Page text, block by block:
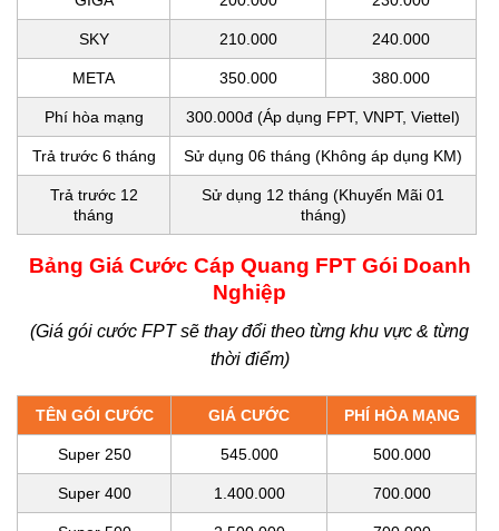
SKY 210.000 240.000
META 350.000 380.000
Phí hòa mạng 300.000đ (Áp dụng FPT, VNPT, Viettel)
Trả trước 6 tháng Sử dụng 06 tháng (Không áp dụng KM)
Trả trước 12
tháng
Sử dụng 12 tháng (Khuyến Mãi 01
tháng)
Bảng Giá Cước Cáp Quang FPT Gói Doanh
Nghiệp
(Giá gói cước FPT sẽ thay đổi theo từng khu vực & từng
thời điểm)
TÊN GÓI CƯỚC GIÁ CƯỚC PHÍ HÒA MẠNG
Super 250 545.000 500.000
Super 400 1.400.000 700.000